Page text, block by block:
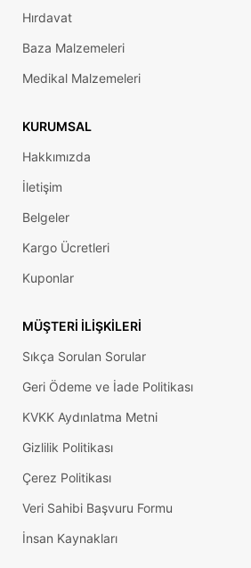
Hırdavat
Baza Malzemeleri
Medikal Malzemeleri
KURUMSAL
Hakkımızda
İletişim
Belgeler
Kargo Ücretleri
Kuponlar
MÜŞTERI İLIŞKILERI
Sıkça Sorulan Sorular
Geri Ödeme ve İade Politikası
KVKK Aydınlatma Metni
Gizlilik Politikası
Çerez Politikası
Veri Sahibi Başvuru Formu
İnsan Kaynakları